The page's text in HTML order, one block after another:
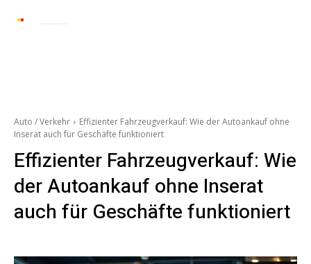
Auto / Verkehr
Effizienter Fahrzeugverkauf: Wie der Autoankauf ohne
Inserat auch für Geschäfte funktioniert
Effizienter Fahrzeugverkauf: Wie
der Autoankauf ohne Inserat
auch für Geschäfte funktioniert